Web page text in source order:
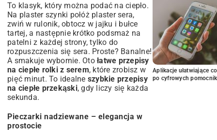
To klasyk, który można podać na ciepło.
Na plaster szynki połóż plaster sera,
zwiń w rulonik, obtocz w jajku i bułce
tartej, a następnie krótko podsmaż na
patelni z każdej strony, tylko do
rozpuszczenia się sera. Proste? Banalne!
A smakuje wybornie. Oto łatwe przepisy
na ciepłe rolki z serem, które zrobisz w
pięć minut. To idealne szybkie przepisy
na ciepłe przekąski, gdy liczy się każda
sekunda.
Pieczarki nadziewane – elegancja w
prostocie
Aplikacje ułatwiające
po cyfrowych